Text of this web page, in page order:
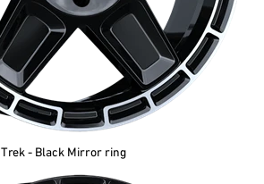
Trek - Black Mirror ring